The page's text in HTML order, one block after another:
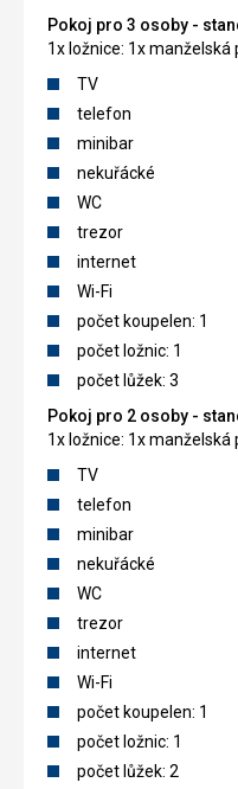
Pokoj pro 3 osoby -
1x ložnice: 1x manželská
TV
telefon
minibar
nekuřácké
WC
trezor
internet
Wi-Fi
počet koupelen: 1
počet ložnic: 1
počet lůžek: 3
Pokoj pro 2 osoby -
1x ložnice: 1x manželská
TV
telefon
minibar
nekuřácké
WC
trezor
internet
Wi-Fi
počet koupelen: 1
počet ložnic: 1
počet lůžek: 2